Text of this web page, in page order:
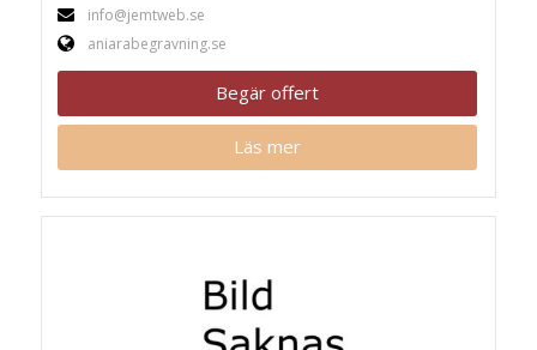
info@jemtweb.se
aniarabegravning.se
Begär offert
Läs mer